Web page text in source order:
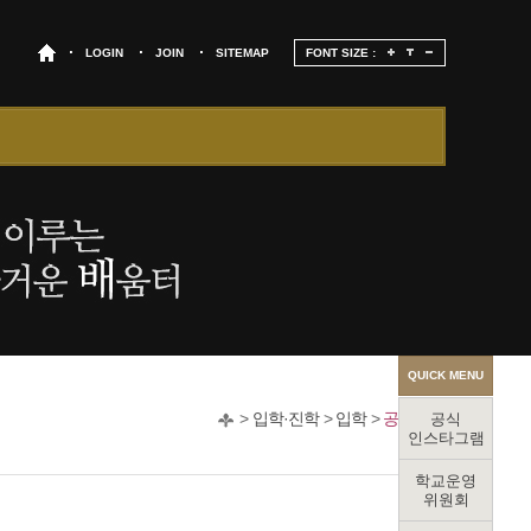
LOGIN JOIN SITEMAP FONT SIZE :
> 입학·진학>입학>공지사항
QUICK MENU
공식
인스타그램
학교운영
위원회